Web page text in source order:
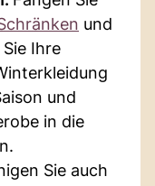
und
Ihre
und
in die
Sie auch